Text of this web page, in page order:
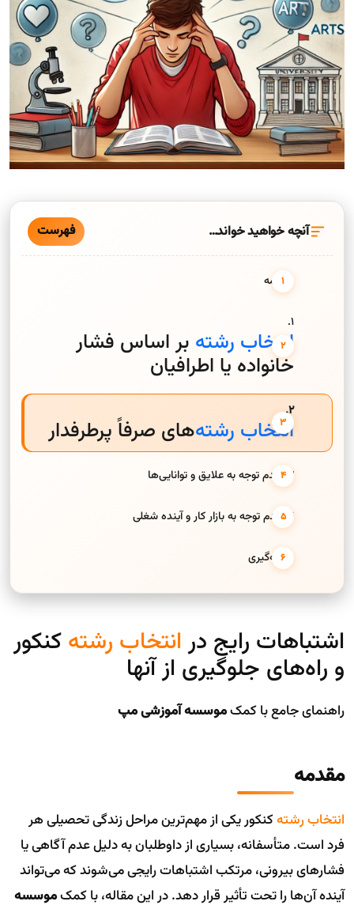
آنچه خواهید خواند… فهرست
مقدمه
۱.
انتخاب رشته بر اساس فشار
خانواده یا اطرافیان
۲.
انتخاب رشته‌های صرفاً پرطرفدار
۳. عدم توجه به علایق و توانایی‌ها
۴. عدم توجه به بازار کار و آینده شغلی
نتیجه‌گیری
اشتباهات رایج در انتخاب رشته کنکور
و راه‌های جلوگیری از آنها
راهنمای جامع با کمکموسسه آموزشی مپ
مقدمه
انتخاب رشتهکنکور یکی از مهم‌ترین مراحل زندگی تحصیلی هر
فرد است. متأسفانه، بسیاری از داوطلبان به دلیل عدم آگاهی یا
فشارهای بیرونی، مرتکب اشتباهات رایجی می‌شوند که می‌تواند
آینده آن‌ها را تحت تأثیر قرار دهد. در این مقاله، با کمکموسسه